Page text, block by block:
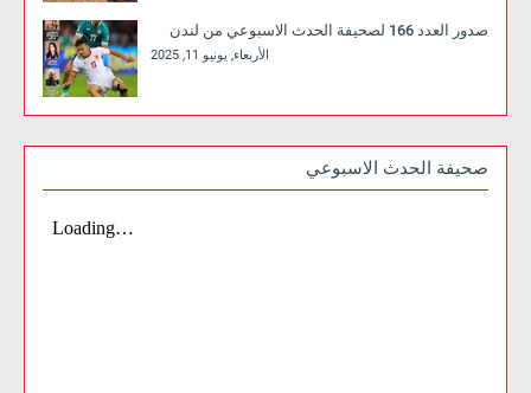
صدور العدد 166 لصحيفة الحدث الاسبوعي من لندن
الأربعاء, يونيو 11, 2025
صحيفة الحدث الاسبوعي